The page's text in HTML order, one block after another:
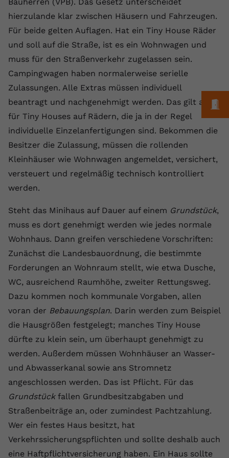
hierzulande klar zwischen Häusern und Fahrzeugen.
Für beide gelten Auflagen. Hat ein Tiny House Räder
und soll auf die Straße, ist es ein Wohnwagen und
muss für den Straßenverkehr zugelassen sein.
Campingwagen haben normalerweise serielle
Zulassungen. Alle Extras müssen individuell
beantragt und nachgenehmigt werden. Das gilt auch
für Tiny Houses auf Rädern, die ja in der Regel
individuelle Einzelanfertigungen sind. Bekommen die
Besitzer die Zulassung, müssen die rollenden
Kleinhäuser wie Wohnwagen angemeldet, versichert,
versteuert und regelmäßig technisch kontrolliert
werden.
Steht das Minihaus auf Dauer auf einem Grundstück,
muss es dort genehmigt werden wie jedes normale
Wohnhaus. Dann greifen verschiedene Vorschriften:
Zunächst die Landesbauordnung, die bestimmte
Forderungen an Wohnraum stellt, wie etwa Dusche,
WC, ausreichend Raumhöhe, zweiter Rettungsweg.
Dazu kommen noch kommunale Vorgaben, allen
voran der Bebauungsplan. Darin werden zum Beispiel
die Hausgrößen festgelegt; manches Tiny House
dürfte zu klein sein, um überhaupt genehmigt zu
werden. Außerdem müssen Wohnhäuser an Wasser-
und Abwasserkanal sowie ans Stromnetz
angeschlossen werden. Das ist Pflicht. Für das
Grundstückfallen Grundbesitzabgaben und
Straßenbeiträge an, oder zumindest Pachtzahlung.
Wer ein festes Haus besitzt, hat
Verkehrssicherungspflichten und sollte deshalb auch
eine Haftpflichtversicherung haben. Ein Haus sollte
Laufzeit 1 Jahr
Zweck
Einstellungen. Unter anderem eine
zufällig generierte ID, für die
historische Speicherung Ihrer
vorgenommen Einstellungen, falls der
hat.
Anbieter VPB.de
Benutzereinstellungen zu ermöglichen.
wiederzuerkennen und statistische
Informationen zur Nutzung der
Website zu erfassen.
Name _gcl au
Anbieter Google Ads
Laufzeit 90 Tage
Zweck
Wird von Google Ads für das
Werbeklicks der Nutzung auf unserer
Website zuzuordnen.
Cookie-Informationen anzeigen
Externe Inhalte
Wir verwenden auf unserer Website externe Inhalte,
um Ihnen zusätzliche Informationen anzubieten.
Name vuid
Anbieter vimeo.com
Laufzeit 2 Jahre
Zweck
Vimeo installiert dieses Cookie, um
indem es eine eindeutige ID zum
Einbetten von Videos auf der Website
CONSENT
Anbieter youtube.com
Laufzeit 2 Jahre
Zweck
YouTube setzt dieses Cookie über
eingebettete YouTube-Videos und
registriert anonyme statistische Daten.
Name yt-remote-device-id
Anbieter Youtube.com
Laufzeit Session
Zweck
YouTube setzt diesen Cookie, um die
speichern, der eingebettete YouTube-
Videos verwendet.
Cookie-Informationen anzeigen